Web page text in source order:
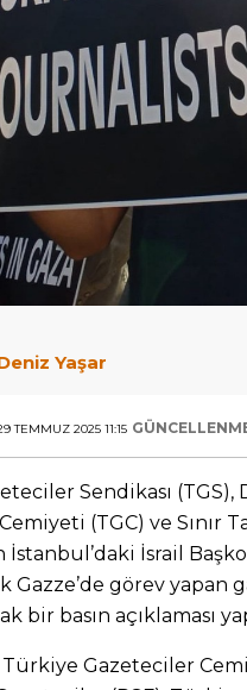
Yaşar
TEMMUZ 2025 11:15
Sendikası (TGS),
(TGC) ve Sınır
İstanbul’daki İsrail
Gazze’de görev yapan
bir basın açıklaması
Gazeteciler